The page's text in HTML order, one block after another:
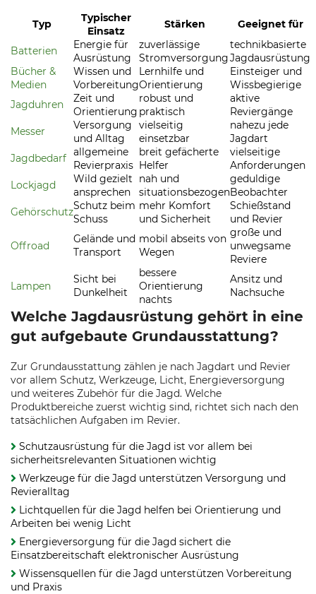
Typ
Typischer
Einsatz
Stärken Geeignet für
Batterien
Energie für
Ausrüstung
zuverlässige
Stromversorgung
technikbasierte
Jagdausrüstung
Bücher &
Medien
Wissen und
Vorbereitung
Lernhilfe und
Orientierung
Einsteiger und
Wissbegierige
Jagduhren
Zeit und
Orientierung
robust und
praktisch
aktive
Reviergänge
Messer
Versorgung
und Alltag
vielseitig
einsetzbar
nahezu jede
Jagdart
Jagdbedarf allgemeine
Revierpraxis
breit gefächerte
Helfer
vielseitige
Anforderungen
Lockjagd
Wild gezielt
ansprechen
nah und
situationsbezogen
geduldige
Beobachter
GehörschutzSchutz beim
Schuss
mehr Komfort
und Sicherheit
Schießstand
und Revier
Offroad
Gelände und
Transport
mobil abseits von
Wegen
große und
unwegsame
Reviere
Lampen
Sicht bei
Dunkelheit
bessere
Orientierung
nachts
Ansitz und
Nachsuche
Welche Jagdausrüstung gehört in eine
gut aufgebaute Grundausstattung?
Zur Grundausstattung zählen je nach Jagdart und Revier
vor allem Schutz, Werkzeuge, Licht, Energieversorgung
und weiteres Zubehör für die Jagd. Welche
Produktbereiche zuerst wichtig sind, richtet sich nach den
tatsächlichen Aufgaben im Revier.
Schutzausrüstung für die Jagd ist vor allem bei
sicherheitsrelevanten Situationen wichtig
Werkzeuge für die Jagd unterstützen Versorgung und
Revieralltag
Lichtquellen für die Jagd helfen bei Orientierung und
Arbeiten bei wenig Licht
Energieversorgung für die Jagd sichert die
Einsatzbereitschaft elektronischer Ausrüstung
Wissensquellen für die Jagd unterstützen Vorbereitung
und Praxis